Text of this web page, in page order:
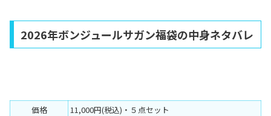
2026年ボンジュールサガン福袋の中身ネタバレ
価格
11,000円(税込)・５点セット